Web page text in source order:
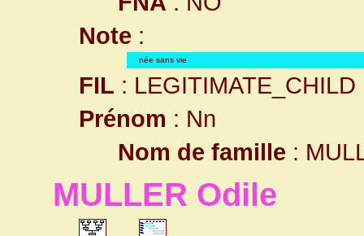
Note :
née sans vie
FIL : LEGITIMATE_CHILD
Prénom : Nn
Nom de famille :
MULLER Odile